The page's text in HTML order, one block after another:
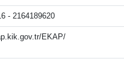
- 2164189620
EKAP/